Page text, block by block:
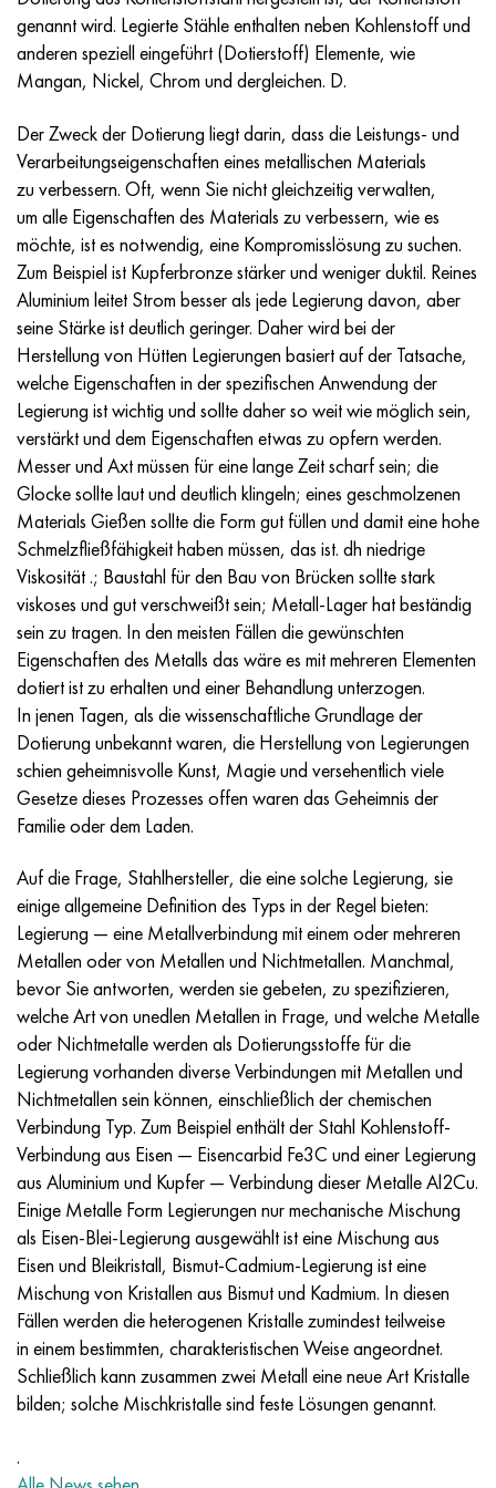
genannt wird. Legierte Stähle enthalten neben Kohlenstoff und
anderen speziell eingeführt (Dotierstoff) Elemente, wie
Mangan, Nickel, Chrom und dergleichen. D.
Der Zweck der Dotierung liegt darin, dass die Leistungs- und
Verarbeitungseigenschaften eines metallischen Materials
zu verbessern. Oft, wenn Sie nicht gleichzeitig verwalten,
um alle Eigenschaften des Materials zu verbessern, wie es
möchte, ist es notwendig, eine Kompromisslösung zu suchen.
Zum Beispiel ist Kupferbronze stärker und weniger duktil. Reines
Aluminium leitet Strom besser als jede Legierung davon, aber
seine Stärke ist deutlich geringer. Daher wird bei der
Herstellung von Hütten Legierungen basiert auf der Tatsache,
welche Eigenschaften in der spezifischen Anwendung der
Legierung ist wichtig und sollte daher so weit wie möglich sein,
verstärkt und dem Eigenschaften etwas zu opfern werden.
Messer und Axt müssen für eine lange Zeit scharf sein; die
Glocke sollte laut und deutlich klingeln; eines geschmolzenen
Materials Gießen sollte die Form gut füllen und damit eine hohe
Schmelzfließfähigkeit haben müssen, das ist. dh niedrige
Viskosität .; Baustahl für den Bau von Brücken sollte stark
viskoses und gut verschweißt sein; Metall-Lager hat beständig
sein zu tragen. In den meisten Fällen die gewünschten
Eigenschaften des Metalls das wäre es mit mehreren Elementen
dotiert ist zu erhalten und einer Behandlung unterzogen.
In jenen Tagen, als die wissenschaftliche Grundlage der
Dotierung unbekannt waren, die Herstellung von Legierungen
schien geheimnisvolle Kunst, Magie und versehentlich viele
Gesetze dieses Prozesses offen waren das Geheimnis der
Familie oder dem Laden.
Auf die Frage, Stahlhersteller, die eine solche Legierung, sie
einige allgemeine Definition des Typs in der Regel bieten:
Legierung — eine Metallverbindung mit einem oder mehreren
Metallen oder von Metallen und Nichtmetallen. Manchmal,
bevor Sie antworten, werden sie gebeten, zu spezifizieren,
welche Art von unedlen Metallen in Frage, und welche Metalle
oder Nichtmetalle werden als Dotierungsstoffe für die
Legierung vorhanden diverse Verbindungen mit Metallen und
Nichtmetallen sein können, einschließlich der chemischen
Verbindung Typ. Zum Beispiel enthält der Stahl Kohlenstoff-
Verbindung aus Eisen — Eisencarbid Fe3C und einer Legierung
aus Aluminium und Kupfer — Verbindung dieser Metalle Al2Cu.
Einige Metalle Form Legierungen nur mechanische Mischung
als Eisen-Blei-Legierung ausgewählt ist eine Mischung aus
Eisen und Bleikristall, Bismut-Cadmium-Legierung ist eine
Mischung von Kristallen aus Bismut und Kadmium. In diesen
Fällen werden die heterogenen Kristalle zumindest teilweise
in einem bestimmten, charakteristischen Weise angeordnet.
Schließlich kann zusammen zwei Metall eine neue Art Kristalle
bilden; solche Mischkristalle sind feste Lösungen genannt.
.
Incotherm
Incotest
Kobalt 6B
Martensitaushärtung 250
Renee 41
Martensitaushärtung 300
Martensitaushärtung 350
MP35N
MP159
Multimet n155
Nicrofer 5923 hMo
Nicrofer 6030
Nitronic 40
Nitronic 50
Nitronic 60
Nitronic 75
Nimonik 80a
Nimonik 90
Nimonik 263
Haynes 25
Haynes 188
Haynes 230
Hastelloy b2
Hastelloy b3
Hastelloy c4
47ND
47NHR
49K2F/49K2FA-VI
50H
50NP
50NHS
52H
52K12F
56DGNH
68NHVKTYU
79NM
80NM
80NMV-VI
80NHS
81NMA
Arten von Präzisionslegierungen
Thermometalle
Präzisionsrohre
HN62VMYUT
HN62MVKYU
HN65VM
HN65VMTYU
HN67MVTYU
HN68VKTYU
HN68VMTYUK-VD
HN70VMTYU
HN73MBTYU
HN70YU
HN75MBTYU
HN75TBYU
HN77TYU
HN77TYUR
HN78T
HN80TBYU
N65M
N70MFV
VT-35
PT-1M
PT-7M
2V
SPT-2 Schweißdraht
AT3
3М
TL3
5B
TL5
AT-6
TS-6
Titan 14
SP-17
Titan 40
1.4466 - aisi 310MoLn
Legierung Al6xn
PH 13-8 Mo - 1.4534
1.4542 - 17-4Ph®.
Custom 455® - 1.4543 - uns s45500
1.4545 - 15-5Ph®
1.4548 - 17-4Ph®.
1.4550 - aisi 347
1.4567 - aisi 304Cu
1.4570 - aisi303Cu
1.4574 - Legierung PH 15-7 Mo®
1.4580 - aisi 316Cb
1.4597 - aisi 204Cu
Legierung 28 - 1.4563
Legierung 31 - 1.4562
Legierung 254smo® - 1.4547
Legierung 926 - 1.4529
AM-350 - ams 5548
AM-355 - ams 5547
Sustom 450® - uns S45000
Griechisch Ascoloy 418
Rohr rostfrei
10H17N13М3Т
10H18N18YU4D
12H18N9Т
13H11N2V2МF
15H11MF
15H12VNMF
15H12N2МVFAB
15H16К5N2МVFAB
15H16N2АМ
18H11МNFB
18H12VMBFR
20H12VNMF
20H3MVF
21NKMT
37H12N8G8МFB
40H10S2М
40H9S2
45H14N14V2М
50H14МF
65H13
90H18МF
95H18
2.0872, CuNi10Fe1Mn, Cw352h
Silicium-Aluminium-Bronze
Siliciumbronze
C65500, CuAl11Fe3
C65620, CuSi3Fe2Zn3
C65100, CuSi1,5
Zinn-Blei-Bronze
c92200, CuSn6Zn4Pb2
Rotmessing
C84400, CuSn2ZnPb
45G2, 45g2, aisi 1144
Baustahl legiert
12X2H4A,15NiCr13, 1.5752
АS14, 11SMnPb30
20G, 20mn5
20HN3А, aisi 4320, 20hn3a
20HМ, 24CrMo5, 20hm
25HGM, 20CrMo5, 1.7264
30H, aisi 5130, 30h
30HGS, 30hgs
30HGSA, 30hgsa
30HGSN2A, 30hgsna
30HN2MA, 30CrNiMo8
30HN3A, 31nicr14
34HN3MA, 36NiCrMo16, 35NiCrMo16
35hgs, 35hgs
35hgsa, 35hgsa
AS35G2, 36smnpb14, 1.0765
38H2N2MA, 34CrNiMo6, 40NiCrMo7
40HN2MA, 34CrNiMo4, 36hnm
38HS, 37hs
38ХА, 37Cr4, aisi 5135
38HN3MFA, 35nicrmov12-5
40G, 40Mn4, aisi 1035
38HM, 42CrMo4, aisi 1.7225
R6M5, 1.3343, hs6-5-2, sw7m
R6M5K5, 1.3243, hs6-5-2-5
R9М4К8,1.3207
R12F3, 1.3318, sw12
R18, 1.3355, hs18-0-1, sw18
Kohlenstoffstahl
U10,1.1645, C105W1
11G12, 110G13L, X120Mn12